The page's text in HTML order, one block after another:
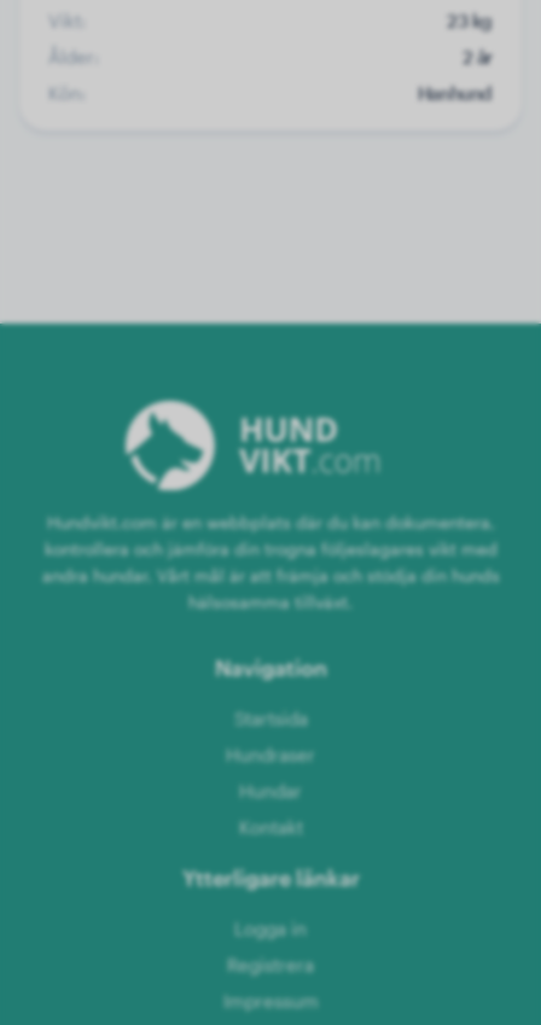
Vikt:
23 kg
Ålder:
2 år
Kön:
Hanhund
Hundvikt.com är en webbplats där du kan dokumentera,
kontrollera och jämföra din trogna följeslagares vikt med
andra hundar. Vårt mål är att främja och stödja din hunds
hälsosamma tillväxt.
Navigation
Startsida
Hundraser
Hundar
Kontakt
Ytterligare länkar
Logga in
Registrera
Impressum